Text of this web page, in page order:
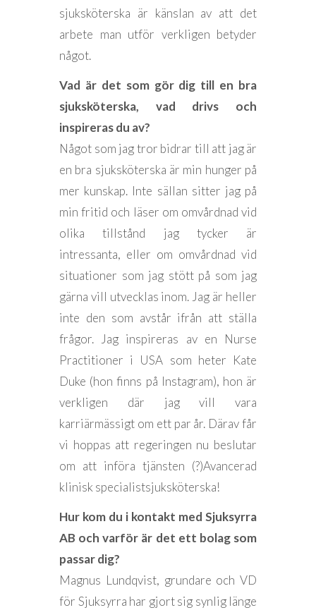
sjuksköterska är känslan av att det
arbete man utför verkligen betyder
något.
Vad är det som gör dig till en bra
sjuksköterska, vad drivs och
inspireras du av?
Något som jag tror bidrar till att jag är
en bra sjuksköterska är min hunger på
mer kunskap. Inte sällan sitter jag på
min fritid och läser om omvårdnad vid
olika tillstånd jag tycker är
intressanta, eller om omvårdnad vid
situationer som jag stött på som jag
gärna vill utvecklas inom. Jag är heller
inte den som avstår ifrån att ställa
frågor. Jag inspireras av en Nurse
Practitioner i USA som heter Kate
Duke (hon finns på Instagram), hon är
verkligen där jag vill vara
karriärmässigt om ett par år. Därav får
vi hoppas att regeringen nu beslutar
om att införa tjänsten (?)Avancerad
klinisk specialistsjuksköterska!
Hur kom du i kontakt med Sjuksyrra
AB och varför är det ett bolag som
passar dig?
Magnus Lundqvist, grundare och VD
för Sjuksyrra har gjort sig synlig länge